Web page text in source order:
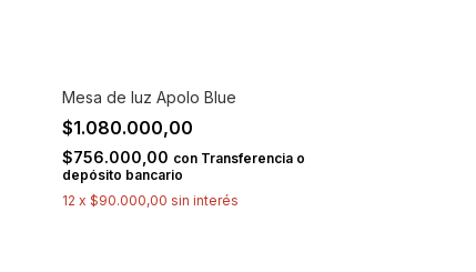
Mesa de luz Apolo Blue
$1.080.000,00
$756.000,00 con Transferencia o
depósito bancario
12 x $90.000,00 sin interés